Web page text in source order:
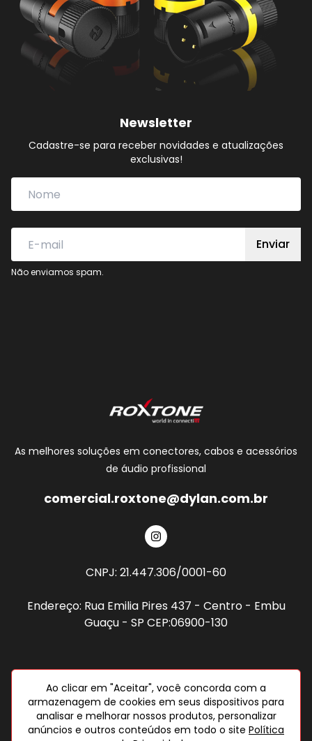
Newsletter
Cadastre-se para receber novidades e atualizações
exclusivas!
Enviar
Não enviamos spam.
As melhores soluções em conectores, cabos e acessórios
de áudio profissional
comercial.roxtone@dylan.com.br
CNPJ: 21.447.306/0001-60
Endereço: Rua Emilia Pires 437 - Centro - Embu
Guaçu - SP CEP:06900-130
Desenvolvido por:
Ao clicar em "Aceitar", você concorda com a
armazenagem de cookies em seus dispositivos para
analisar e melhorar nossos produtos, personalizar
anúncios e outros conteúdos em todo o site Política